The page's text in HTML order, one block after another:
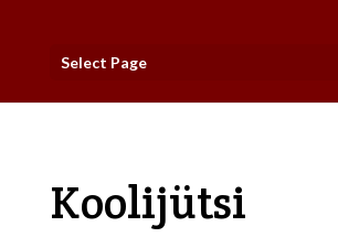
Select Page
Koolijütsi